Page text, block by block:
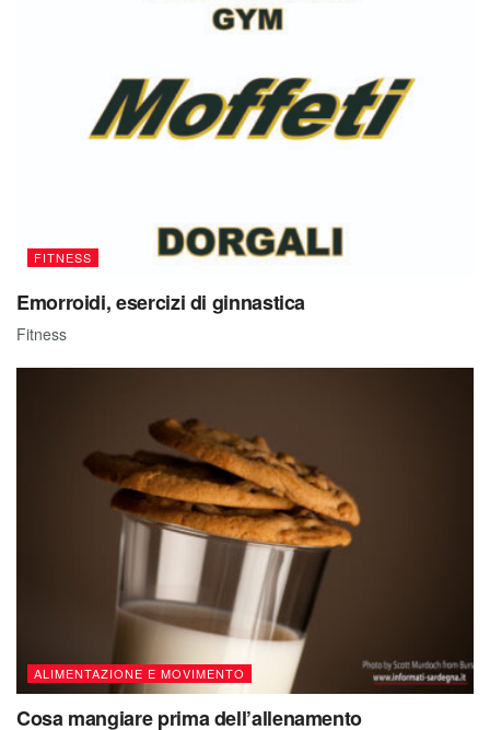
FITNESS
Emorroidi, esercizi di ginnastica
Fitness
ALIMENTAZIONE E MOVIMENTO
Cosa mangiare prima dell’allenamento